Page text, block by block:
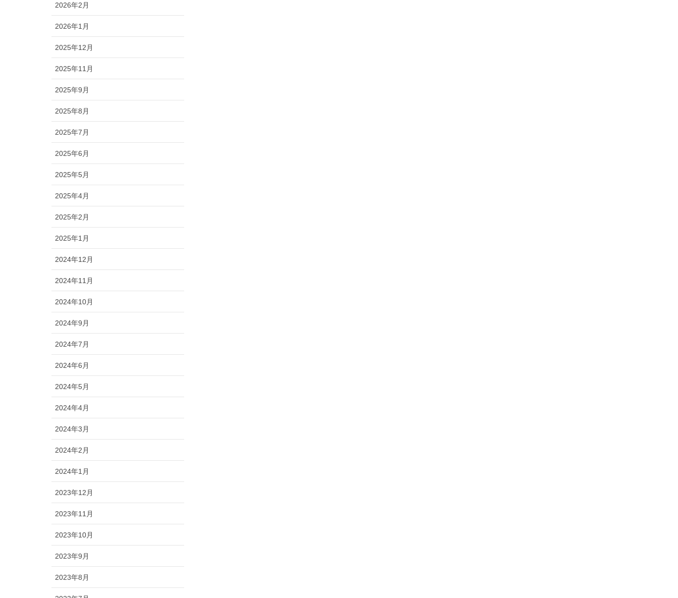
2026年2月
2026年1月
2025年12月
2025年11月
2025年9月
2025年8月
2025年7月
2025年6月
2025年5月
2025年4月
2025年2月
2025年1月
2024年12月
2024年11月
2024年10月
2024年9月
2024年7月
2024年6月
2024年5月
2024年4月
2024年3月
2024年2月
2024年1月
2023年12月
2023年11月
2023年10月
2023年9月
2023年8月